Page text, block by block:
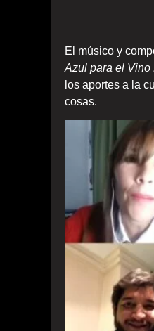
El músico y
Azul para el Vino
los aportes a la
cosas.